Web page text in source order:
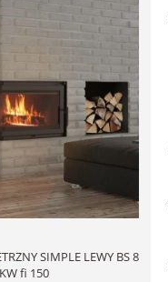
SIMPLE LEWY BS 8
KW fi 150